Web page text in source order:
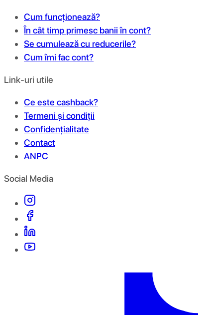
Cum funcționează?
În cât timp primesc banii în cont?
Se cumulează cu reducerile?
Cum îmi fac cont?
Link-uri utile
Ce este cashback?
Termeni și condiții
Confidențialitate
Contact
ANPC
Social Media